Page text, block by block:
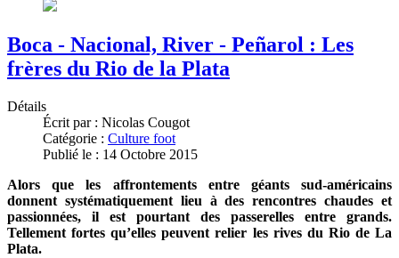
Boca - Nacional, River - Peñarol : Les
frères du Rio de la Plata
Détails
Écrit par : Nicolas Cougot
Catégorie : Culture foot
Publié le : 14 Octobre 2015
Alors que les affrontements entre géants sud-américains
donnent systématiquement lieu à des rencontres chaudes et
passionnées, il est pourtant des passerelles entre grands.
Tellement fortes qu’elles peuvent relier les rives du Rio de La
Plata.